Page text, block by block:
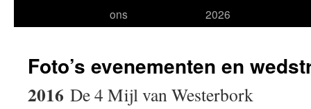
ons
2026
Foto’s evenementen en
2016 De 4 Mijl van Westerbork